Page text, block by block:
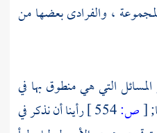
، والفرادى بعضها من
التي هي منطوق بها في
[ص:
رأينا أن نذكر في